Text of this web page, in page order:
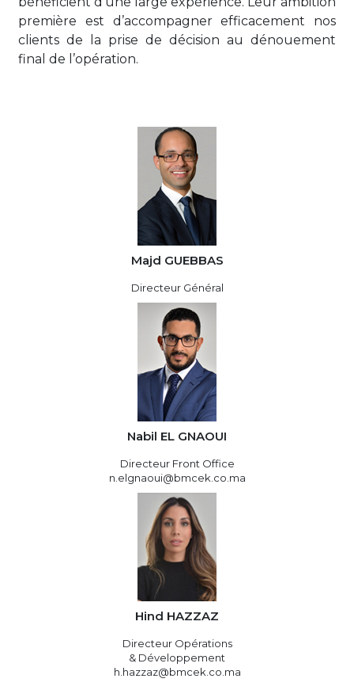
première est d’accompagner efficacement nos
clients de la prise de décision au dénouement
final de l’opération.
Majd GUEBBAS
Directeur Général
Nabil EL GNAOUI
Directeur Front Office
n.elgnaoui@bmcek.co.ma
Hind HAZZAZ
Directeur Opérations
& Développement
h.hazzaz@bmcek.co.ma